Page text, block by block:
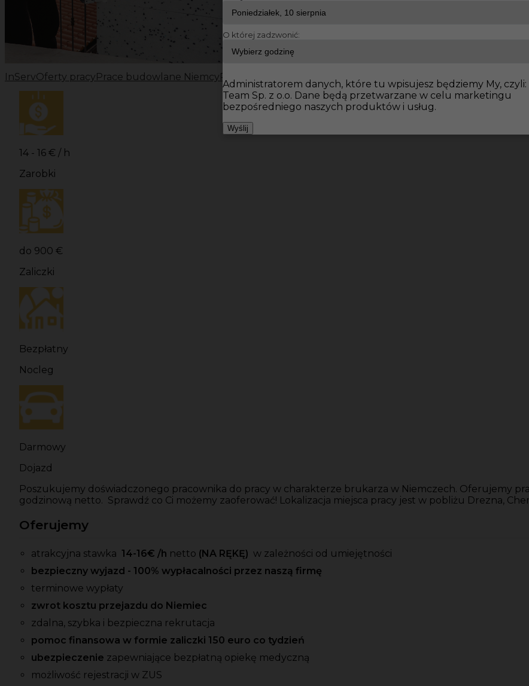
InServOferty pracy Prace budowlane Niemcy Prace budowlane Praca dla brukarzy Niemcy
14 - 16 € / h
Zarobki
do 900 €
Zaliczki
Bezpłatny
Nocleg
Darmowy
Dojazd
Poszukujemy doświadczonego pracownika do pracy w charakterze brukarza w Niemczech. Oferujemy
godzinową netto. Sprawdź co Ci możemy zaoferować! Lokalizacja miejsca pracy jest w pobliżu Drezna,
Oferujemy
atrakcyjna stawka 14-16€ /h netto (NA RĘKĘ) w zależności od umiejętności
bezpieczny wyjazd - 100% wypłacalności przez naszą firmę
terminowe wypłaty
zwrot kosztu przejazdu do Niemiec
zdalna, szybka i bezpieczna rekrutacja
pomoc finansowa w formie zaliczki 150 euro co tydzień
ubezpieczenie zapewniające bezpłatną opiekę medyczną
możliwość rejestracji w ZUS
O której zadzwonić:
Administratorem danych, które tu wpisujesz będziemy My, czyli:
Team Sp. z o.o. Dane będą przetwarzane w celu marketingu
bezpośredniego naszych produktów i usług.
Wyślij